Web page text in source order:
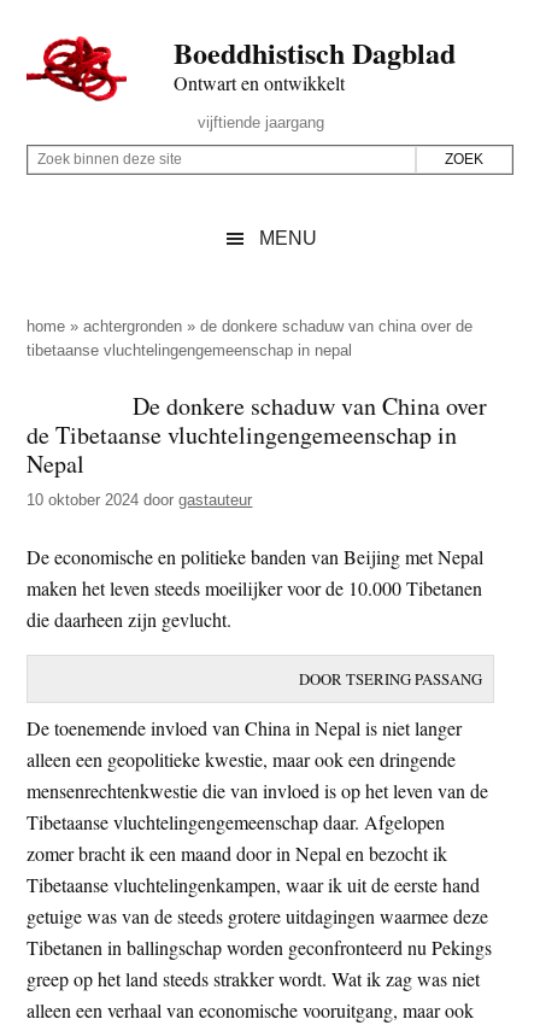
naar
de
inhoud
secondary
naar
de
sidebar
naar
de
Boeddhistisch Dagblad
Ontwart en ontwikkelt
Rechts
vijftiende jaargang
Z
p
d
z
e
s
t
e
Z
i
n
n
d
e
e
s
i
t
MENU
home »achtergronden »de donkere schaduw van china over de
tibetaanse vluchtelingengemeenschap in nepal
De donkere schaduw van China over
de Tibetaanse vluchtelingengemeenschap in
Nepal
10 oktober 2024 doorgastauteur
De economische en politieke banden van Beijing met Nepal
maken het leven steeds moeilijker voor de 10.000 Tibetanen
die daarheen zijn gevlucht.
DOOR TSERING PASSANG
De toenemende invloed van China in Nepal is niet langer
alleen een geopolitieke kwestie, maar ook een dringende
mensenrechtenkwestie die van invloed is op het leven van de
Tibetaanse vluchtelingengemeenschap daar. Afgelopen
zomer bracht ik een maand door in Nepal en bezocht ik
Tibetaanse vluchtelingenkampen, waar ik uit de eerste hand
getuige was van de steeds grotere uitdagingen waarmee deze
Tibetanen in ballingschap worden geconfronteerd nu Pekings
greep op het land steeds strakker wordt. Wat ik zag was niet
alleen een verhaal van economische vooruitgang, maar ook